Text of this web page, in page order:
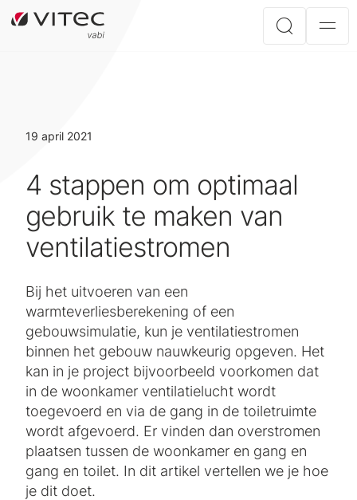
19 april 2021
4 stappen om optimaal
gebruik te maken van
ventilatiestromen
Bij het uitvoeren van een
warmteverliesberekening of een
gebouwsimulatie, kun je ventilatiestromen
binnen het gebouw nauwkeurig opgeven. Het
kan in je project bijvoorbeeld voorkomen dat
in de woonkamer ventilatielucht wordt
toegevoerd en via de gang in de toiletruimte
wordt afgevoerd. Er vinden dan overstromen
plaatsen tussen de woonkamer en gang en
gang en toilet. In dit artikel vertellen we je hoe
je dit doet.